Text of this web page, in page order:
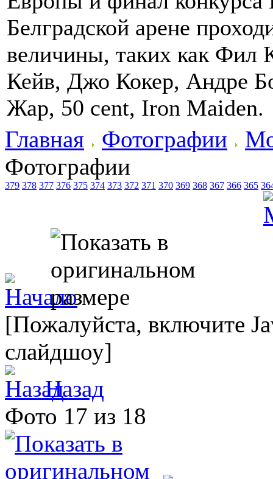
Белградской арене
величины, таких как Фил
Кейв, Джо Кокер, Андре
Жар, 50 cent, Iron Maiden.
Главная Фотографии
Фотографии
379 378 377 376 375 374 373 372 371 370 369 368 367 366 365
[Пожалуйста, включите
слайдшоу]
Назад
Фото 17 из 18